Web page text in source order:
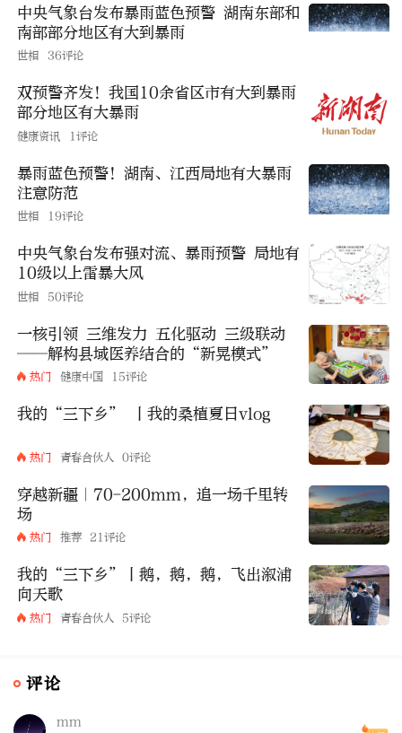
中央气象台发布暴雨蓝色预警 湖南东部和
南部部分地区有大到暴雨
世相 36评论
双预警齐发！我国10余省区市有大到暴雨
部分地区有大暴雨
健康资讯 1评论
暴雨蓝色预警！湖南、江西局地有大暴雨
注意防范
世相 19评论
中央气象台发布强对流、暴雨预警 局地有
10级以上雷暴大风
世相 50评论
一核引领 三维发力 五化驱动 三级联动
——解构县域医养结合的“新晃模式”
热门 健康中国 15评论
我的“三下乡” 丨我的桑植夏日vlog
热门 青春合伙人 0评论
穿越新疆｜70-200mm，追一场千里转
场
热门 推荐 21评论
我的“三下乡”丨鹅，鹅，鹅，飞出溆浦
向天歌
热门 青春合伙人 5评论
评论
mm